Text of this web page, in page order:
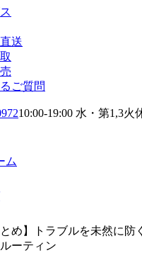
送
ご質問
10:00-19:00 水・第1,3火
ム
とめ】トラブルを未然に防
ーティン